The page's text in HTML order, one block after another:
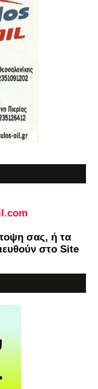
σας, ή τα
στο Site